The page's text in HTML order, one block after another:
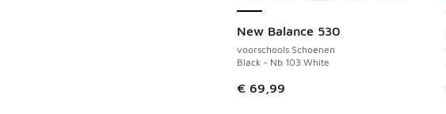
New Balance 530
voorschools Schoenen
Black - Nb 103 White
€ 69,99